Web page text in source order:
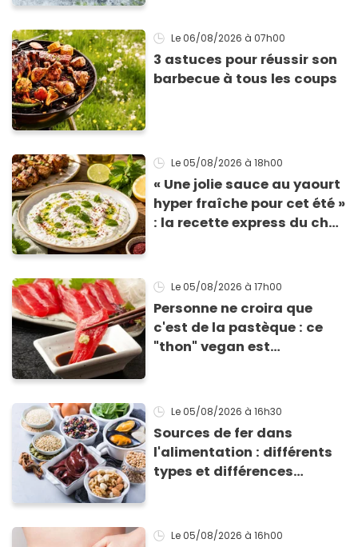
Le 06/08/2026 à 07h00
3 astuces pour réussir son
barbecue à tous les coups
Le 05/08/2026 à 18h00
« Une jolie sauce au yaourt
hyper fraîche pour cet été »
: la recette express du chef
grillades
Le 05/08/2026 à 17h00
Personne ne croira que
c'est de la pastèque : ce
"thon" vegan est
Le 05/08/2026 à 16h30
Sources de fer dans
l'alimentation : différents
types et différences
Le 05/08/2026 à 16h00